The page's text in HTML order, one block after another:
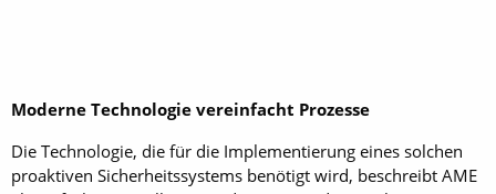
Moderne Technologie vereinfacht Prozesse
Die Technologie, die für die Implementierung eines solchen
proaktiven Sicherheitssystems benötigt wird, beschreibt AME